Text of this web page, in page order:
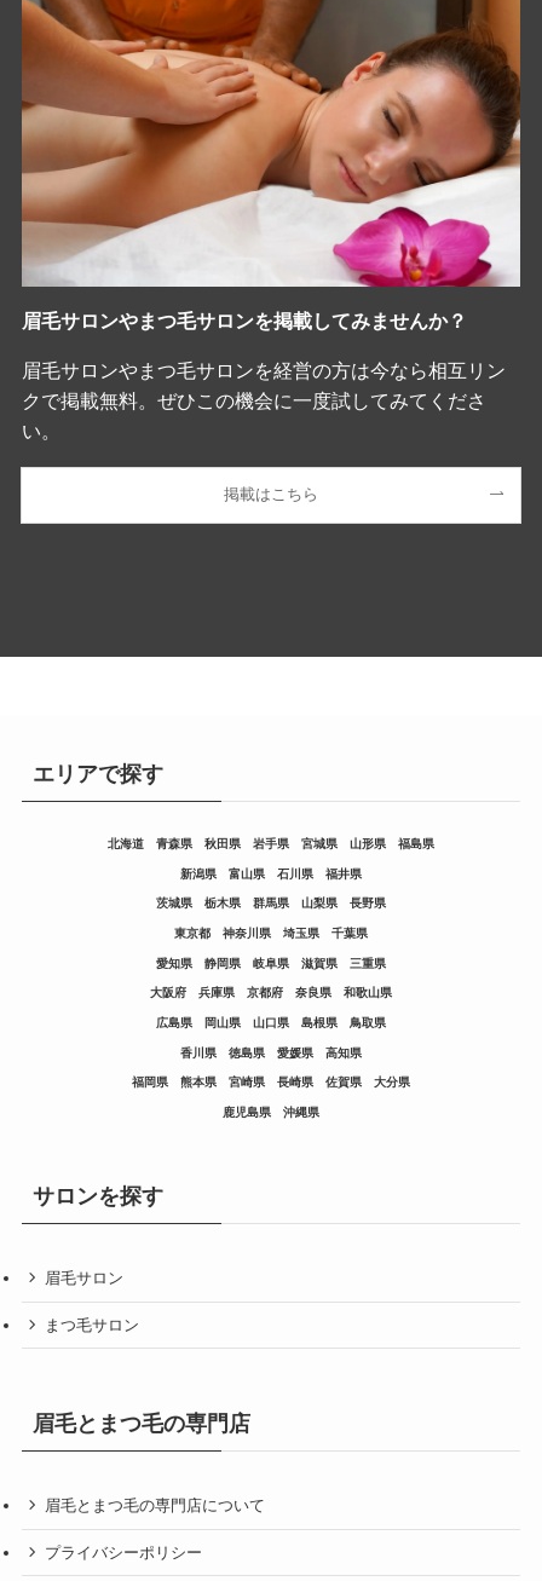
眉毛サロンやまつ毛サロンを掲載してみませんか？
眉毛サロンやまつ毛サロンを経営の方は今なら相互リン
クで掲載無料。ぜひこの機会に一度試してみてくださ
い。
掲載はこちら
エリアで探す
北海道 青森県 秋田県 岩手県 宮城県 山形県 福島県
新潟県 富山県 石川県 福井県
茨城県 栃木県 群馬県 山梨県 長野県
東京都 神奈川県 埼玉県 千葉県
愛知県 静岡県 岐阜県 滋賀県 三重県
大阪府 兵庫県 京都府 奈良県 和歌山県
広島県 岡山県 山口県 島根県 鳥取県
香川県 徳島県 愛媛県 高知県
福岡県 熊本県 宮崎県 長崎県 佐賀県 大分県
鹿児島県 沖縄県
サロンを探す
眉毛サロン
まつ毛サロン
眉毛とまつ毛の専門店
眉毛とまつ毛の専門店について
プライバシーポリシー